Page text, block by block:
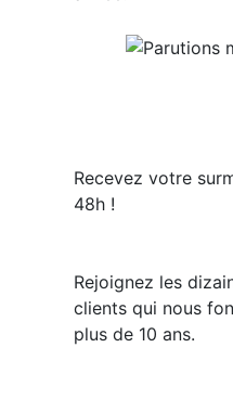
Recevez votre
48h !
Rejoignez les
clients qui nous
plus de 10 ans.